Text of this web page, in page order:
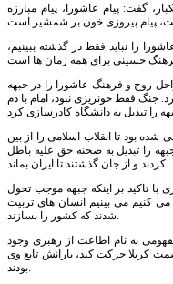
گفت: پیام عاشورا، پیام مبارزه
را نباید فقط در گذشته ببینیم،
روح و فرهنگ عاشورا را در جبهه
جنگ فقط خونریزی نبود، امام با دم
بود تا انقلاب اسلامی را از بین
را تبدیل به صحنه حق علیه باطل
کردند و از جان گذشتند تا ایران بماند.
تاکید بر اینکه جبهه موجب تحول
کنیم می بینیم انسان های تربیت
شدند که کشور را بسازند.
به نام اطاعت از رهبری وجود
کربلا حرکت کند، یارانش تابع وی
بودند.